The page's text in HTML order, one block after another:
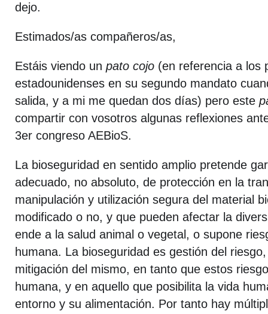
dejo.
Estimados/as compañeros/as,
Estáis viendo un pato cojo (en referencia a los
estadounidenses en su segundo mandato
salida, y a mi me quedan dos días) pero este
compartir con vosotros algunas reflexiones
3er congreso AEBioS.
La bioseguridad en sentido amplio pretende
adecuado, no absoluto, de protección en la
manipulación y utilización segura del material
modificado o no, y que pueden afectar la
ende a la salud animal o vegetal, o supone
humana. La bioseguridad es gestión del
mitigación del mismo, en tanto que estos
humana, y en aquello que posibilita la vida
entorno y su alimentación. Por tanto hay